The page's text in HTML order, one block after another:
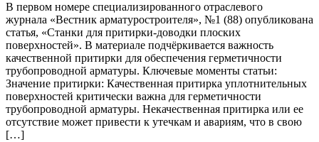
В первом номере специализированного отраслевого
журнала «Вестник арматуростроителя», №1 (88) опубликована
статья, «Станки для притирки-доводки плоских
поверхностей». В материале подчёркивается важность
качественной притирки для обеспечения герметичности
трубопроводной арматуры. Ключевые моменты статьи:
Значение притирки: Качественная притирка уплотнительных
поверхностей критически важна для герметичности
трубопроводной арматуры. Некачественная притирка или ее
отсутствие может привести к утечкам и авариям, что в свою
[…]